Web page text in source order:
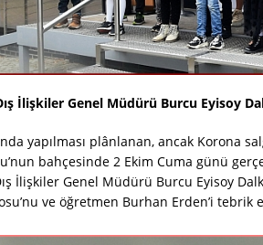
İlişkiler Genel Müdürü Burcu Eyisoy
yapılması plânlanan, ancak Korona
bahçesinde 2 Ekim Cuma günü
İlişkiler Genel Müdürü Burcu Eyisoy
ve öğretmen Burhan Erden’i tebrik